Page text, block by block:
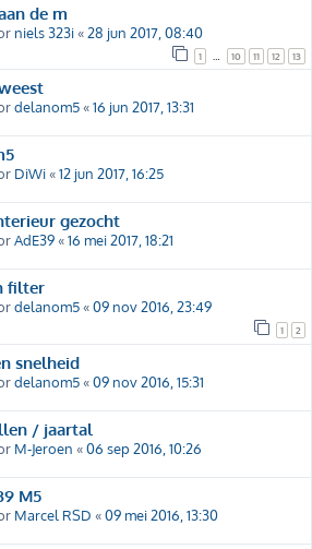
de m
niels 323i«28 jun 2017, 08:40
1 10 11 12 13
delanom5«16 jun 2017, 13:31
DiWi«12 jun 2017, 16:25
gezocht
AdE39«16 mei 2017, 18:21
filter
delanom5«09 nov 2016, 23:49
1 2
snelheid
delanom5«09 nov 2016, 15:31
/ jaartal
M-Jeroen «06 sep 2016, 10:26
M5
Marcel RSD «09 mei 2016, 13:30